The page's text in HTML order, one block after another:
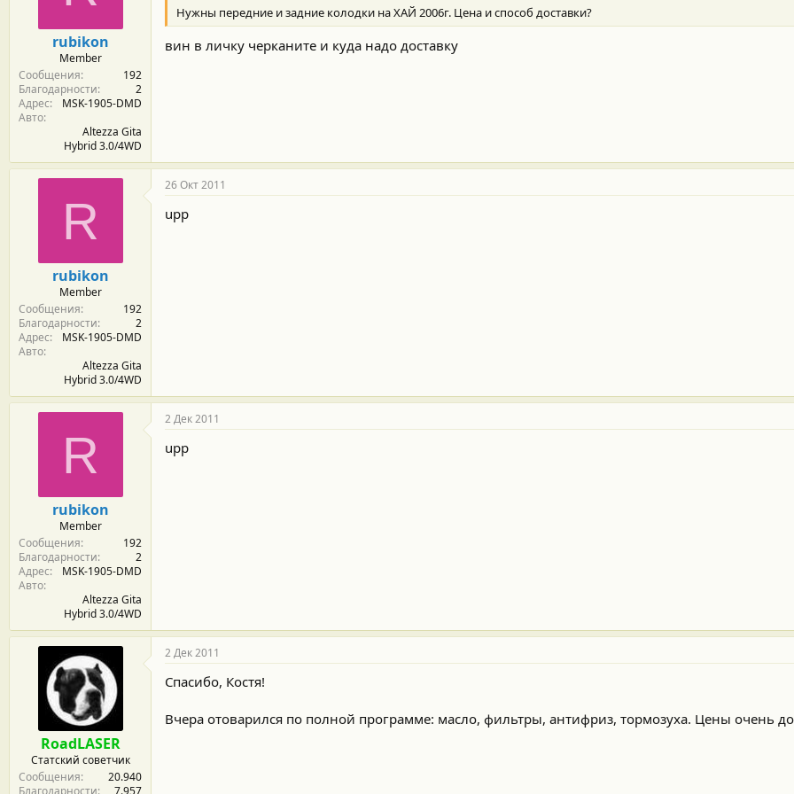
rubikon
Member
Сообщения
192
Благодарности
2
Адрес
MSK-1905-DMD
Авто
Altezza Gita
Hybrid 3.0/4WD
Нужны передние и задние колодки на ХАЙ 2006г. Цена и способ доставки?
вин в личку черканите и куда надо доставку
R
rubikon
Member
Сообщения
192
Благодарности
2
Адрес
MSK-1905-DMD
Авто
Altezza Gita
Hybrid 3.0/4WD
26 Окт 2011
upp
R
rubikon
Member
Сообщения
192
Благодарности
2
Адрес
MSK-1905-DMD
Авто
Altezza Gita
Hybrid 3.0/4WD
2 Дек 2011
upp
RoadLASER
Статский советчик
Сообщения
20.940
Благодарности
7.957
2 Дек 2011
Спасибо, Костя!
Вчера отоварился по полной программе: масло, фильтры, антифриз, тормозуха. Цены очень